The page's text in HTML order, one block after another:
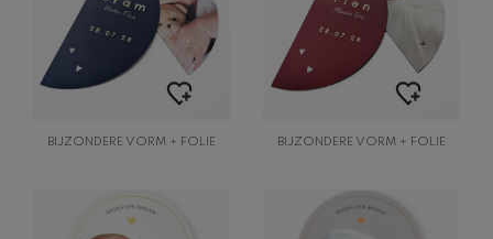
BIJZONDERE VORM + FOLIE BIJZONDERE VORM + FOLIE